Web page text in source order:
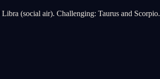
(social air). Challenging: Taurus and Scorpio.